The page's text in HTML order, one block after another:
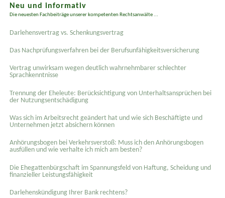
Neu und informativ
Die neuesten Fachbeiträge unserer kompetenten Rechtsanwälte ...
Darlehensvertrag vs. Schenkungsvertrag
Das Nachprüfungsverfahren bei der Berufsunfähigkeitsversicherung
Vertrag unwirksam wegen deutlich wahrnehmbarer schlechter
Sprachkenntnisse
Trennung der Eheleute: Berücksichtigung von Unterhaltsansprüchen bei
der Nutzungsentschädigung
Was sich im Arbeitsrecht geändert hat und wie sich Beschäftigte und
Unternehmen jetzt absichern können
Anhörungsbogen bei Verkehrsverstoß: Muss ich den Anhörungsbogen
ausfüllen und wie verhalte ich mich am besten?
Die Ehegattenbürgschaft im Spannungsfeld von Haftung, Scheidung und
finanzieller Leistungsfähigkeit
Darlehenskündigung Ihrer Bank rechtens?